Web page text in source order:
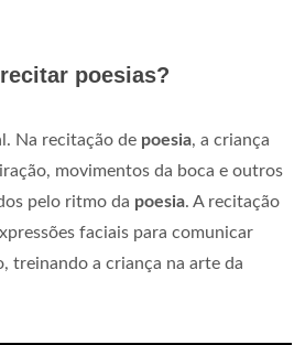
poesias?
Na recitação de poesia, a criança
movimentos da boca e outros
pelo ritmo da poesia. A recitação
faciais para comunicar
treinando a criança na arte da